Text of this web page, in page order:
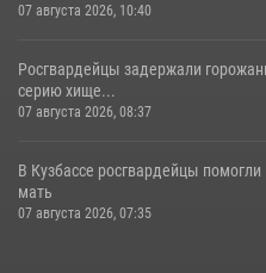
07 августа 2026, 10:40
Росгвардейцы задержали
серию хище...
07 августа 2026, 08:37
В Кузбассе росгвардейцы
мать
07 августа 2026, 07:35